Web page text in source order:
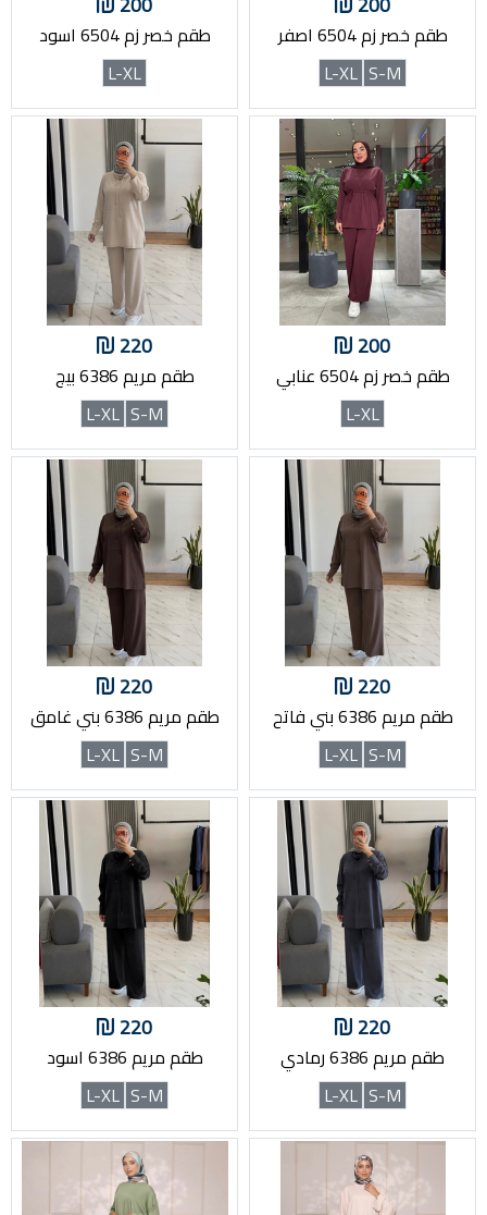
طقم خصر زم 6504 اصفر
S-M
L-XL
طقم خصر زم 6504 اسود
L-XL
200
طقم خصر زم 6504 عنابي
L-XL
220
طقم مريم 6386 بيج
S-M
L-XL
220
طقم مريم 6386 بني فاتح
S-M
L-XL
220
طقم مريم 6386 بني غامق
S-M
L-XL
220
طقم مريم 6386 رمادي
S-M
L-XL
220
طقم مريم 6386 اسود
S-M
L-XL